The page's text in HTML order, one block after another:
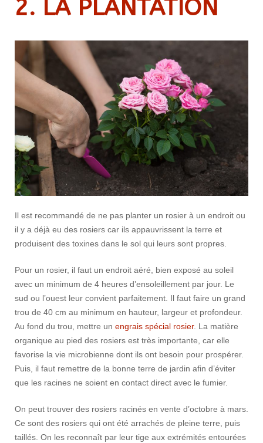
2. LA PLANTATION
Il est recommandé de ne pas planter un rosier à un endroit ou
il y a déjà eu des rosiers car ils appauvrissent la terre et
produisent des toxines dans le sol qui leurs sont propres.
Pour un rosier, il faut un endroit aéré, bien exposé au soleil
avec un minimum de 4 heures d’ensoleillement par jour. Le
sud ou l’ouest leur convient parfaitement. Il faut faire un grand
trou de 40 cm au minimum en hauteur, largeur et profondeur.
Au fond du trou, mettre un engrais spécial rosier. La matière
organique au pied des rosiers est très importante, car elle
favorise la vie microbienne dont ils ont besoin pour prospérer.
Puis, il faut remettre de la bonne terre de jardin afin d’éviter
que les racines ne soient en contact direct avec le fumier.
On peut trouver des rosiers racinés en vente d’octobre à mars.
Ce sont des rosiers qui ont été arrachés de pleine terre, puis
taillés. On les reconnaît par leur tige aux extrémités entourées